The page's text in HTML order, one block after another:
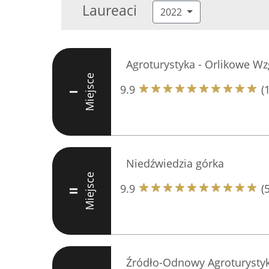
Laureaci 2022
I Miejsce
Agroturystyka - Orlikowe
9.9
II Miejsce
Niedźwiedzia górka
9.9
Źródło-Odnowy